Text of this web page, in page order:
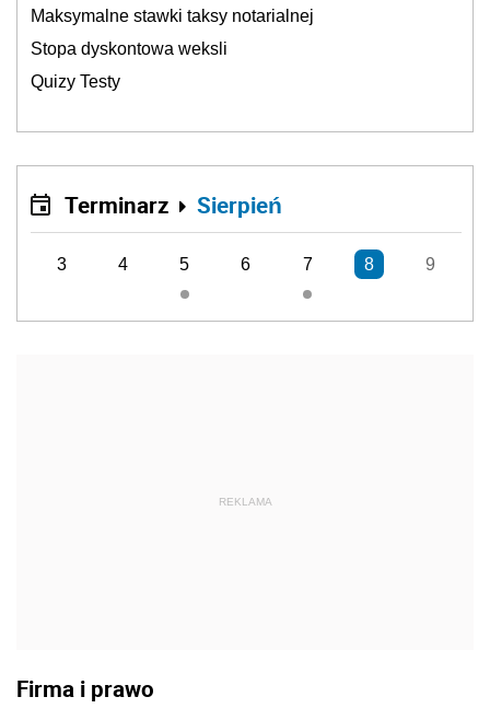
Maksymalne stawki taksy notarialnej
Stopa dyskontowa weksli
Quizy Testy
Terminarz Sierpień
3 4 5 6 7 8 9
REKLAMA
Firma i prawo